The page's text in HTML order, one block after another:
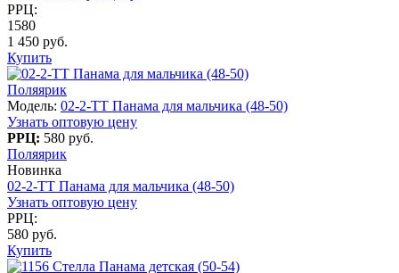
РРЦ:
1580
1 450 руб.
Купить
Поляярик
Модель: 02-2-TT Панама для мальчика (48-50)
Узнать оптовую цену
РРЦ: 580 руб.
Поляярик
Новинка
02-2-TT Панама для мальчика (48-50)
Узнать оптовую цену
РРЦ:
580 руб.
Купить